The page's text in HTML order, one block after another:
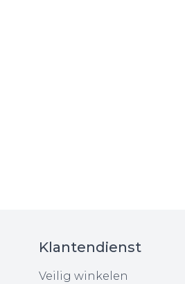
Klantendienst
Veilig winkelen